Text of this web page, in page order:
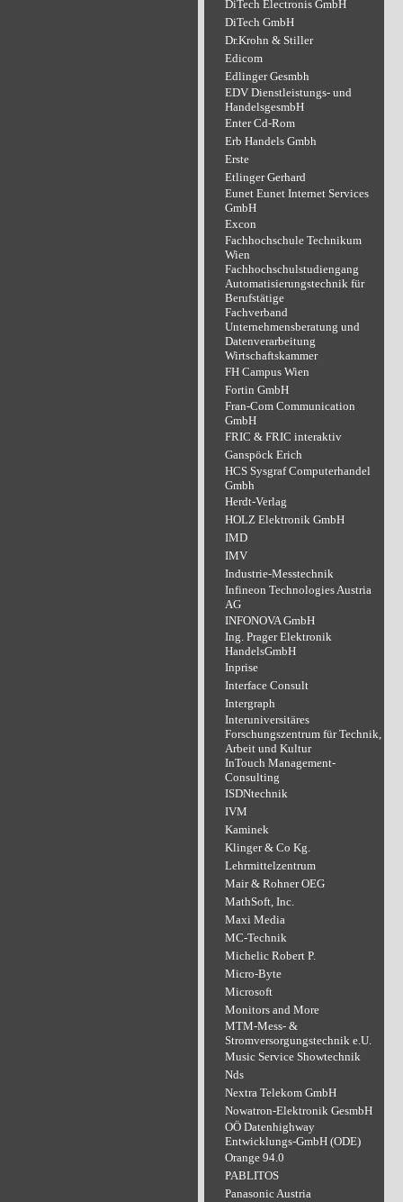
DiTech Electronis GmbH
DiTech GmbH
Dr.Krohn & Stiller
Edicom
Edlinger Gesmbh
EDV Dienstleistungs- und
HandelsgesmbH
Enter Cd-Rom
Erb Handels Gmbh
Erste
Etlinger Gerhard
Eunet Eunet Internet Services
GmbH
Excon
Fachhochschule Technikum
Wien
Fachhochschulstudiengang
Automatisierungstechnik für
Berufstätige
Fachverband
Unternehmensberatung und
Datenverarbeitung
Wirtschaftskammer
FH Campus Wien
Fortin GmbH
Fran-Com Communication
GmbH
FRIC & FRIC interaktiv
Ganspöck Erich
HCS Sysgraf Computerhandel
Gmbh
Herdt-Verlag
HOLZ Elektronik GmbH
IMD
IMV
Industrie-Messtechnik
Infineon Technologies Austria
AG
INFONOVA GmbH
Ing. Prager Elektronik
HandelsGmbH
Inprise
Interface Consult
Intergraph
Interuniversitäres
Forschungszentrum für Technik,
Arbeit und Kultur
InTouch Management-
Consulting
ISDNtechnik
IVM
Kaminek
Klinger & Co Kg.
Lehrmittelzentrum
Mair & Rohner OEG
MathSoft, Inc.
Maxi Media
MC-Technik
Michelic Robert P.
Micro-Byte
Microsoft
Monitors and More
MTM-Mess- &
Stromversorgungstechnik e.U.
Music Service Showtechnik
Nds
Nextra Telekom GmbH
Nowatron-Elektronik GesmbH
OÖ Datenhighway
Entwicklungs-GmbH (ODE)
Orange 94.0
PABLITOS
Panasonic Austria